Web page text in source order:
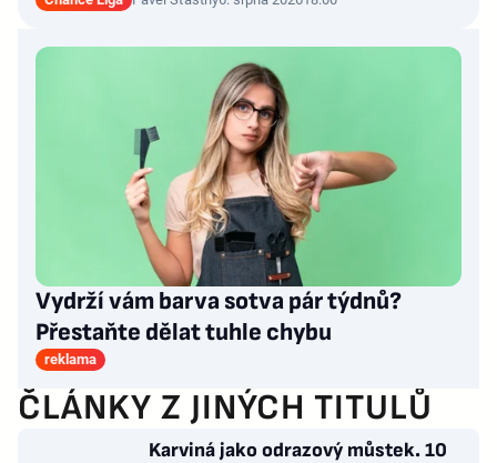
Vydrží vám barva sotva pár týdnů?
Přestaňte dělat tuhle chybu
reklama
ČLÁNKY Z JINÝCH TITULŮ
Karviná jako odrazový můstek. 10